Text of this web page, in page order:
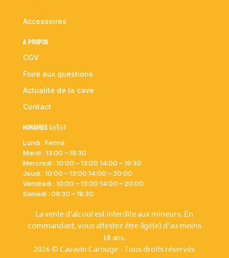
Accessoires
A propos
CGV
Foire aux questions
Actualité de la cave
Contact
Horaires (été)
Lundi : Fermé
Mardi : 13:00 – 19:30
Mercredi : 10:00 – 13:00 14:00 – 19:30
Jeudi : 10:00 – 13:00 14:00 – 20:00
Vendredi : 10:00 – 13:00 14:00 – 20:00
Samedi : 09:30 – 18:30
La vente d'alcool est interdite aux mineurs. En
commandant, vous attestez être âgé(e) d'au moins
18 ans.
2026 © Cavavin Carouge - Tous droits réservés